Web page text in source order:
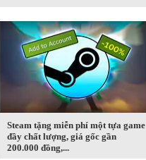
Steam tặng miễn phí một tựa game
đầy chất lượng, giá gốc gần
200.000 đồng,...